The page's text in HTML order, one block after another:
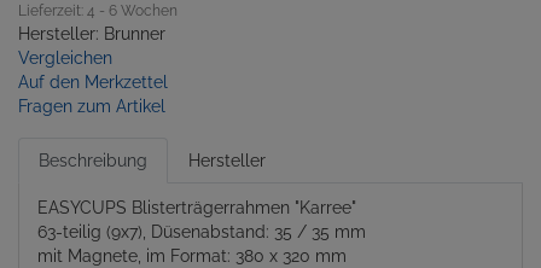
Lieferzeit: 4 - 6 Wochen
Hersteller: Brunner
Vergleichen
Auf den Merkzettel
Fragen zum Artikel
Beschreibung Hersteller
EASYCUPS Blisterträgerrahmen "Karree"
63-teilig (9x7), Düsenabstand: 35 / 35 mm
mit Magnete, im Format: 380 x 320 mm